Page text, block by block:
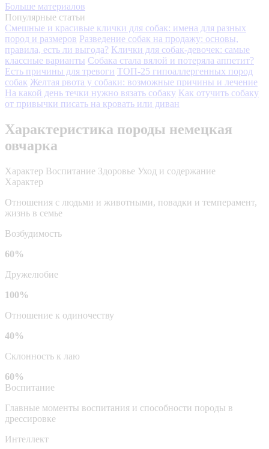
Больше материалов
Популярные статьи
Смешные и красивые клички для собак: имена для разных
пород и размеров Разведение собак на продажу: основы,
правила, есть ли выгода? Клички для собак-девочек: самые
классные варианты Собака стала вялой и потеряла аппетит?
Есть причины для тревоги ТОП-25 гипоаллергенных пород
собак Желтая рвота у собаки: возможные причины и лечение
На какой день течки нужно вязать собаку Как отучить собаку
от привычки писать на кровать или диван
Характеристика породы немецкая
овчарка
Характер Воспитание Здоровье Уход и содержание
Характер
Отношения с людьми и животными, повадки и темперамент,
жизнь в семье
Возбудимость
60%
Дружелюбие
100%
Отношение к одиночеству
40%
Склонность к лаю
60%
Воспитание
Главные моменты воспитания и способности породы в
дрессировке
Интеллект